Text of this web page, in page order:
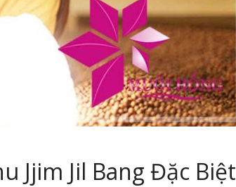
Jjim Jil Bang Đặc Biệt